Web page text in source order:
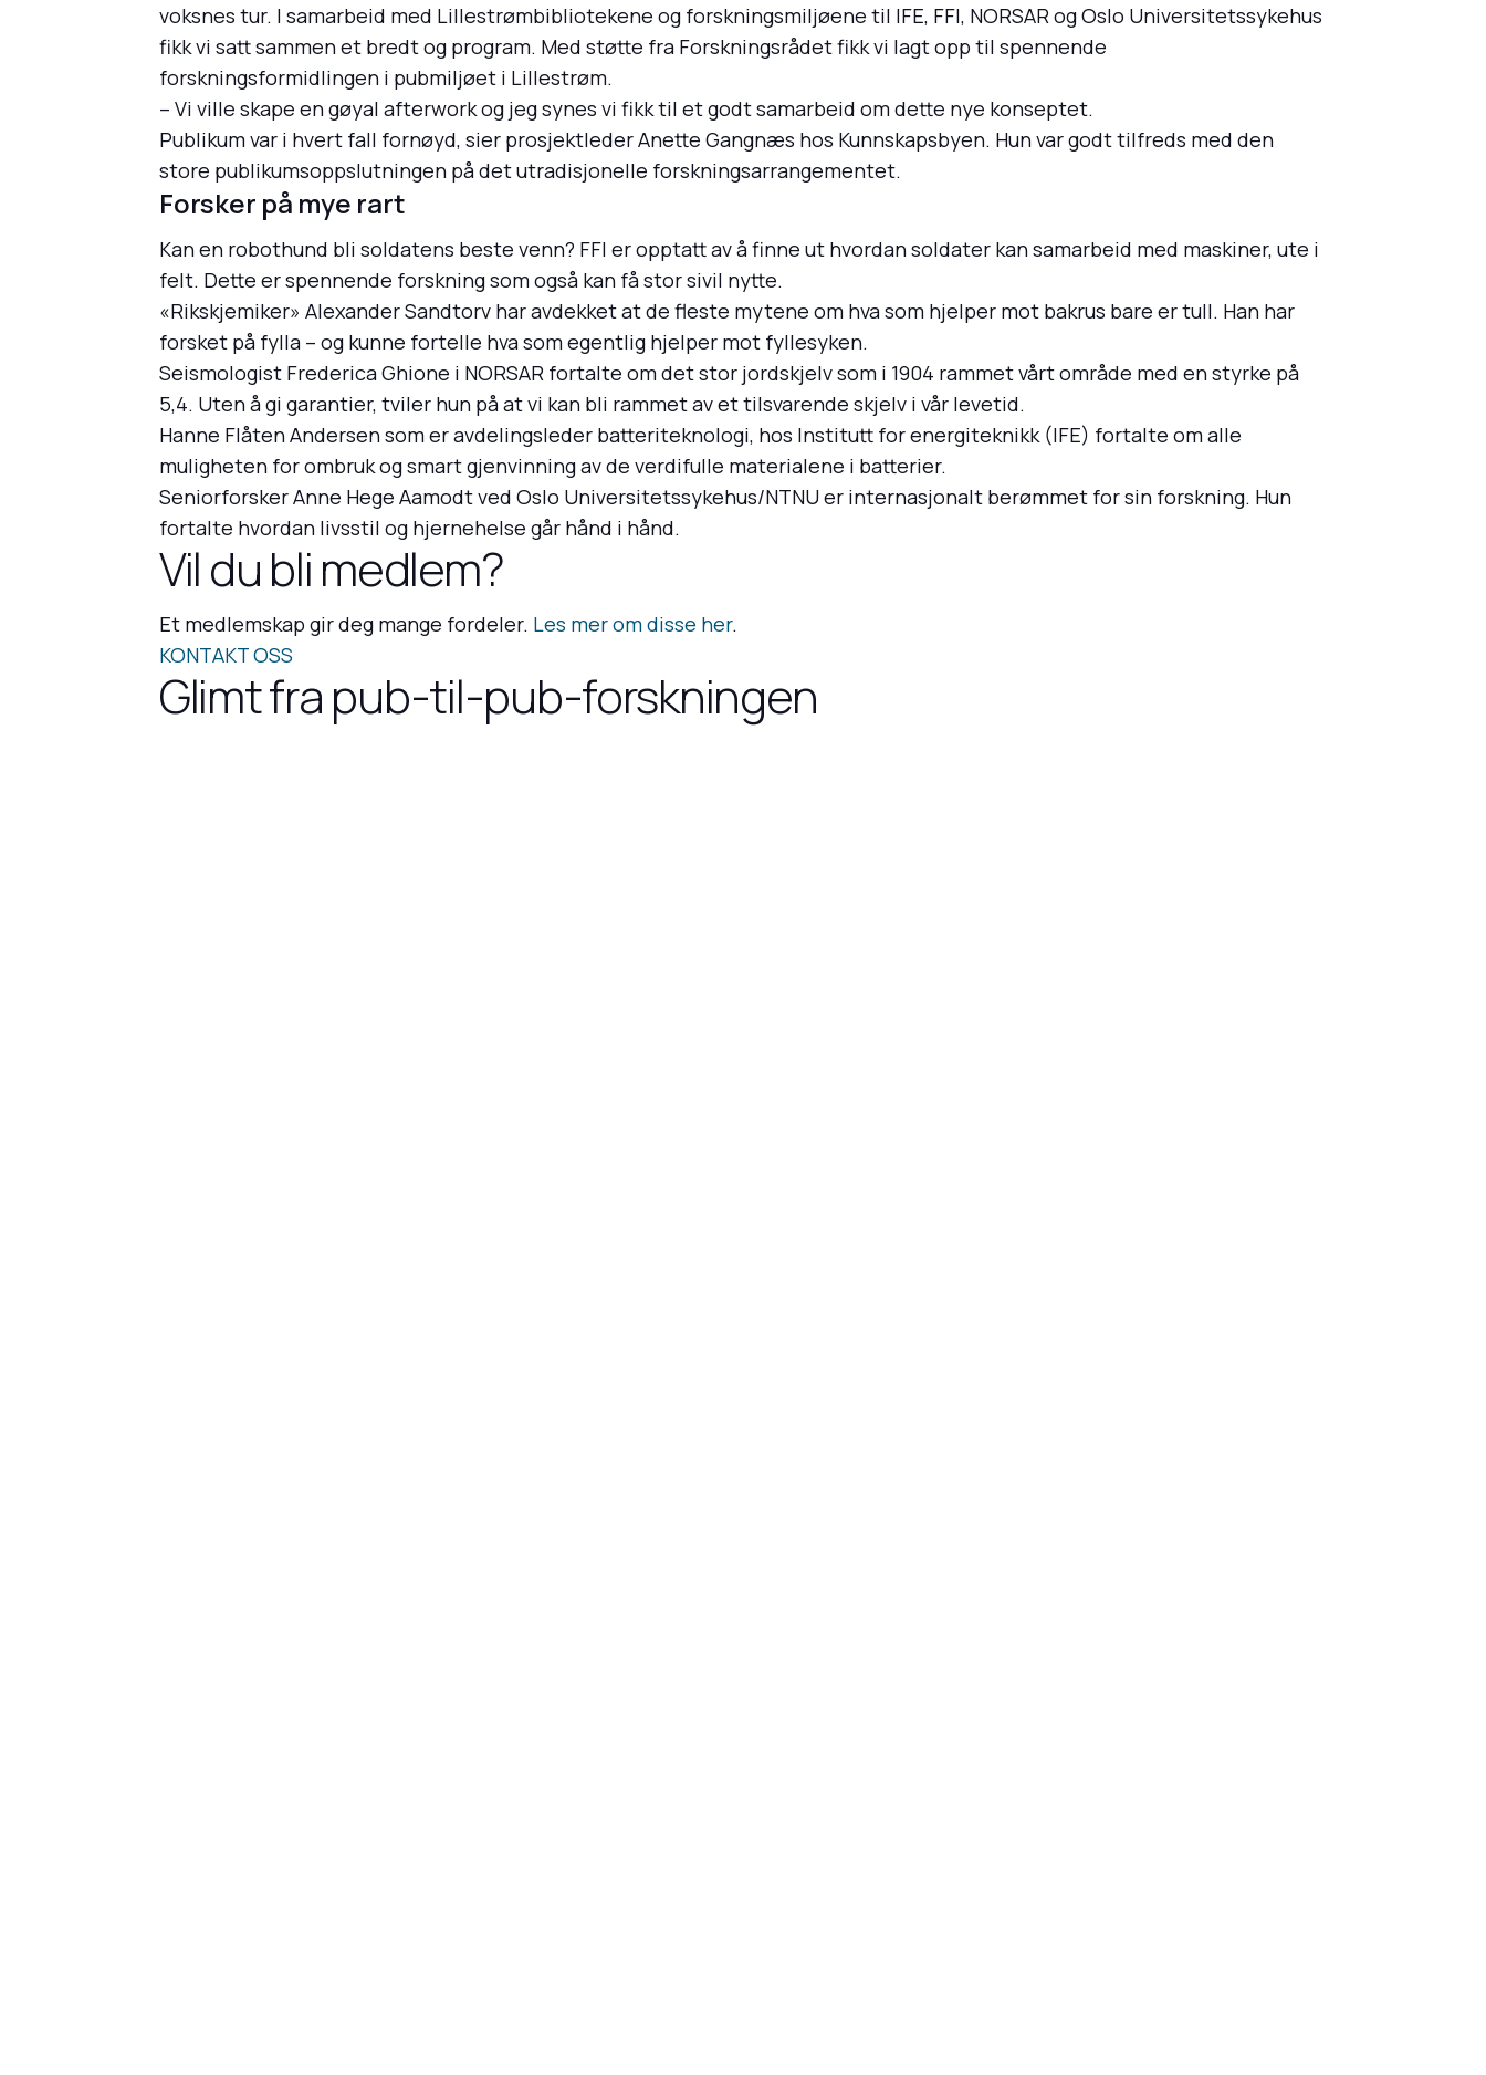
voksnes tur. I samarbeid med Lillestrømbibliotekene og forskningsmiljøene til IFE, FFI, NORSAR og Oslo Universitetssykehus
fikk vi satt sammen et bredt og program. Med støtte fra Forskningsrådet fikk vi lagt opp til spennende
forskningsformidlingen i pubmiljøet i Lillestrøm.
– Vi ville skape en gøyal afterwork og jeg synes vi fikk til et godt samarbeid om dette nye konseptet.
Publikum var i hvert fall fornøyd, sier prosjektleder Anette Gangnæs hos Kunnskapsbyen. Hun var godt tilfreds med den
store publikumsoppslutningen på det utradisjonelle forskningsarrangementet.
Forsker på mye rart
Kan en robothund bli soldatens beste venn? FFI er opptatt av å finne ut hvordan soldater kan samarbeid med maskiner, ute i
felt. Dette er spennende forskning som også kan få stor sivil nytte.
«Rikskjemiker» Alexander Sandtorv har avdekket at de fleste mytene om hva som hjelper mot bakrus bare er tull. Han har
forsket på fylla – og kunne fortelle hva som egentlig hjelper mot fyllesyken.
Seismologist Frederica Ghione i NORSAR fortalte om det stor jordskjelv som i 1904 rammet vårt område med en styrke på
5,4. Uten å gi garantier, tviler hun på at vi kan bli rammet av et tilsvarende skjelv i vår levetid.
Hanne Flåten Andersen som er avdelingsleder batteriteknologi, hos Institutt for energiteknikk (IFE) fortalte om alle
muligheten for ombruk og smart gjenvinning av de verdifulle materialene i batterier.
Seniorforsker Anne Hege Aamodt ved Oslo Universitetssykehus/NTNU er internasjonalt berømmet for sin forskning. Hun
fortalte hvordan livsstil og hjernehelse går hånd i hånd.
Vil du bli medlem?
Et medlemskap gir deg mange fordeler. Les mer om disse her.
KONTAKT OSS
Glimt fra pub-til-pub-forskningen